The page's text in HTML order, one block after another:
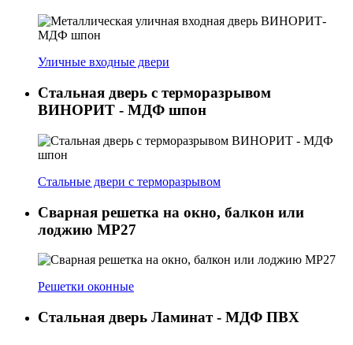
Уличные входные двери
Стальная дверь с терморазрывом
ВИНОРИТ - МДФ шпон
Стальные двери с терморазрывом
Сварная решетка на окно, балкон или
лоджию МР27
Решетки оконные
Стальная дверь Ламинат - МДФ ПВХ